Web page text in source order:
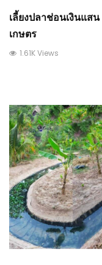
เลี้ยงปลาช่อนเงินแส
เกษตร
1.61K Views